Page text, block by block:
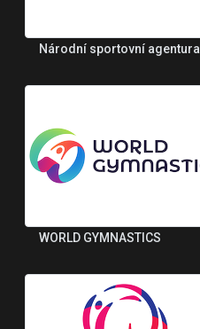
Národní sportovní agentura
WORLD GYMNASTICS